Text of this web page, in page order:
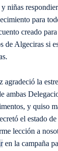
niñas
para
creado
de Algeciras si
agradeció la
ambas
y quiso
el estado
lección a
en la campaña